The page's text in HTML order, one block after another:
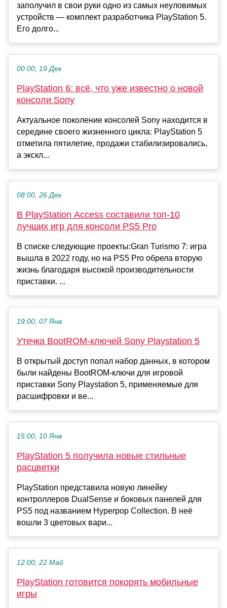
заполучил в свои руки одно из самых неуловимых
устройств — комплект разработчика PlayStation 5.
Его долго...
00:00, 19 Дек
PlayStation 6: всё, что уже известно о новой
консоли Sony
Актуальное поколение консолей Sony находится в
середине своего жизненного цикла: PlayStation 5
отметила пятилетие, продажи стабилизировались,
а экскл...
08:00, 26 Дек
В PlayStation Access составили топ-10
лучших игр для консоли PS5 Pro
В списке следующие проекты:Gran Turismo 7: игра
вышла в 2022 году, но на PS5 Pro обрела вторую
жизнь благодаря высокой производительности
приставки. ...
19:00, 07 Янв
Утечка BootROM-ключей Sony Playstation 5
В открытый доступ попал набор данных, в котором
были найдены BootROM-ключи для игровой
приставки Sony Playstation 5, применяемые для
расшифровки и ве...
15:00, 10 Янв
PlayStation 5 получила новые стильные
расцветки
PlayStation представила новую линейку
контроллеров DualSense и боковых панелей для
PS5 под названием Hyperpop Collection. В неё
вошли 3 цветовых вари...
12:00, 22 Май
PlayStation готовится покорять мобильные
игры